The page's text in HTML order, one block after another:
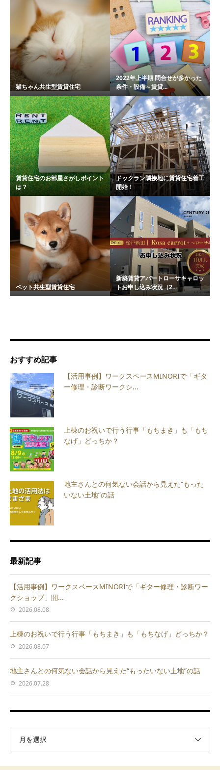
猫ちゃん共生型賃貸住宅
2022年上半期 問合せが多かった
条件・設備～賃貸...
賃貸住宅のお部屋さがしポイント
は？
ドックラン隣接地に賃貸住宅着工
開始！
ペット共生型賃貸住宅
新築賃貸アパートローサキャロッ
トお申し込み状況（2...
おすすめ記事
【活用事例】ワークスペースMINORIで「ギタ
ー修理・診断ワークシ...
上棟のお祝いで行う行事「もちまき」も「もち
なげ」どっちか？
地主さんとの何気ない会話から見えた“もった
いない土地”の話
最新記事
【活用事例】ワークスペースMINORIで「ギター修理・診断ワー
クショップ」開...
2026.08.08
上棟のお祝いで行う行事「もちまき」も「もちなげ」どっちか？
2026.08.07
地主さんとの何気ない会話から見えた“もったいない土地”の話
2026.07.28
月を選択